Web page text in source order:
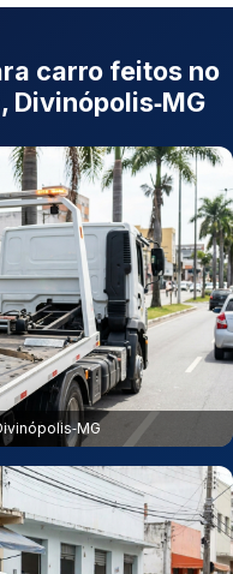
carro feitos no
Divinópolis‑MG